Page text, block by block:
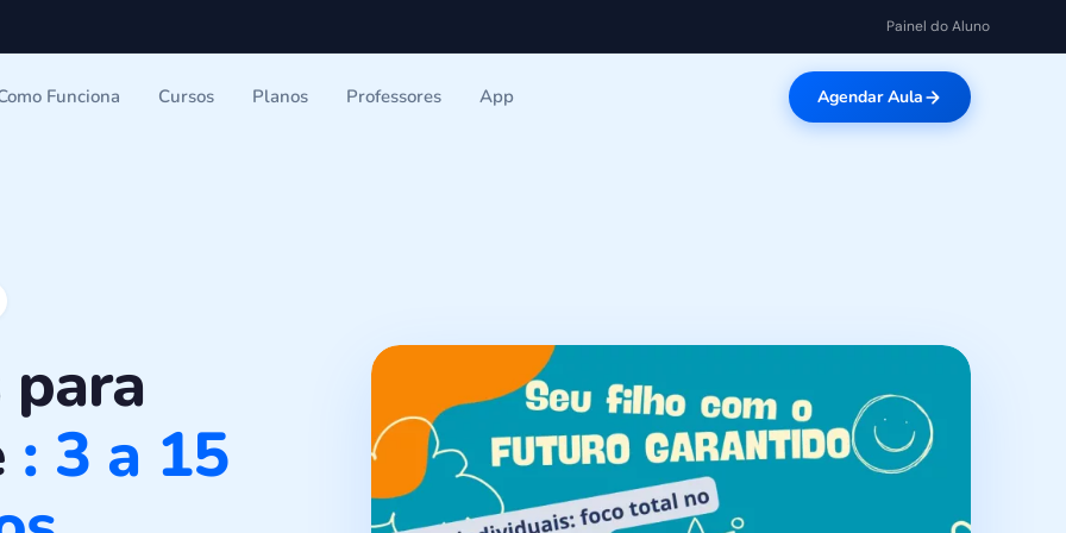
Painel do Aluno
Funciona Cursos Planos Professores App Agendar Aula
: 3 a 15